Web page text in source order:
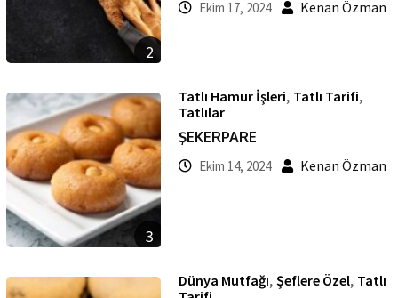
2
Ekim 17, 2024 Kenan Özman
3
Tatlı Hamur İşleri, Tatlı Tarifi,
Tatlılar
ŞEKERPARE
Ekim 14, 2024 Kenan Özman
Dünya Mutfağı, Şeflere Özel, Tatlı